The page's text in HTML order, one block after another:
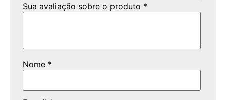
Sua avaliação sobre o produto *
Nome *